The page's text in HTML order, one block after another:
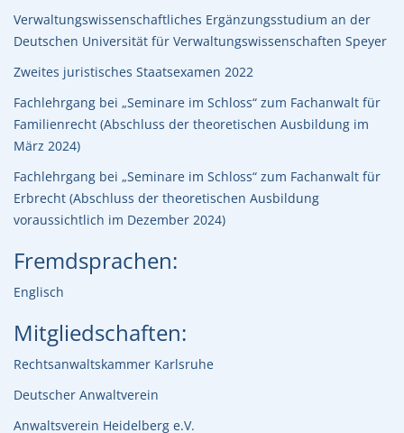
Verwaltungswissenschaftliches Ergänzungsstudium an der
Deutschen Universität für Verwaltungswissenschaften Speyer
Zweites juristisches Staatsexamen 2022
Fachlehrgang bei „Seminare im Schloss“ zum Fachanwalt für
Familienrecht (Abschluss der theoretischen Ausbildung im
März 2024)
Fachlehrgang bei „Seminare im Schloss“ zum Fachanwalt für
Erbrecht (Abschluss der theoretischen Ausbildung
voraussichtlich im Dezember 2024)
Fremdsprachen:
Englisch
Mitgliedschaften:
Rechtsanwaltskammer Karlsruhe
Deutscher Anwaltverein
Anwaltsverein Heidelberg e.V.